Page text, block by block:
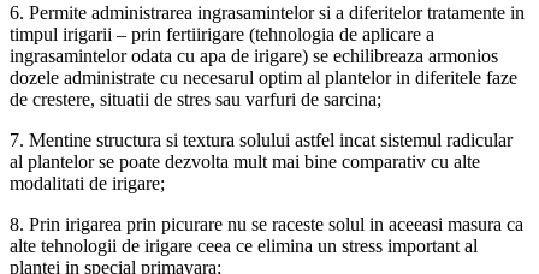
6. Permite administrarea ingrasamintelor si a diferitelor tratamente in
timpul irigarii – prin fertiirigare (tehnologia de aplicare a
ingrasamintelor odata cu apa de irigare) se echilibreaza armonios
dozele administrate cu necesarul optim al plantelor in diferitele faze
de crestere, situatii de stres sau varfuri de sarcina;
7. Mentine structura si textura solului astfel incat sistemul radicular
al plantelor se poate dezvolta mult mai bine comparativ cu alte
modalitati de irigare;
8. Prin irigarea prin picurare nu se raceste solul in aceeasi masura ca
alte tehnologii de irigare ceea ce elimina un stress important al
plantei in special primavara;